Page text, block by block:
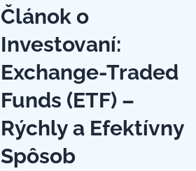
Článok o
Investovaní:
Exchange-Traded
Funds (ETF) –
Rýchly a Efektívny
Spôsob